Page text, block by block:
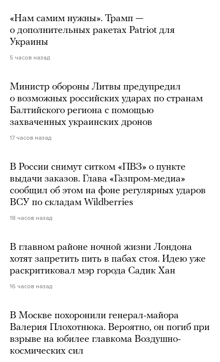
«Нам самим нужны». Трамп —
о дополнительных ракетах Patriot для
Украины
5 часов назад
Министр обороны Литвы предупредил
о возможных российских ударах по странам
Балтийского региона с помощью
захваченных украинских дронов
17 часов назад
В России снимут ситком «ПВЗ» о пункте
выдачи заказов. Глава «Газпром-медиа»
сообщил об этом на фоне регулярных ударов
ВСУ по складам Wildberries
18 часов назад
В главном районе ночной жизни Лондона
хотят запретить пить в пабах стоя. Идею уже
раскритиковал мэр города Садик Хан
16 часов назад
В Москве похоронили генерал-майора
Валерия Плохотнюка. Вероятно, он погиб при
взрыве на юбилее главкома Воздушно-
космических сил